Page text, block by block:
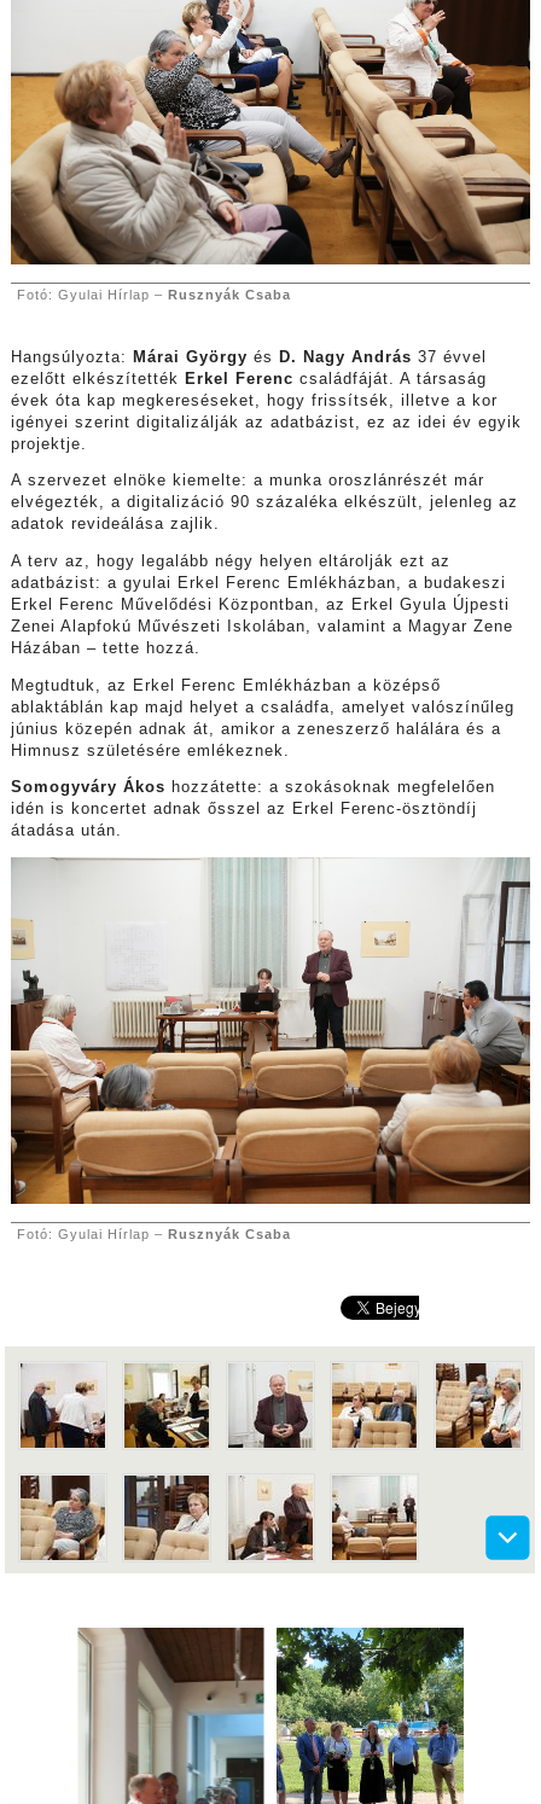
Fotó: Gyulai Hírlap – Rusznyák Csaba
Hangsúlyozta: Márai György és D. Nagy András 37 évvel
ezelőtt elkészítették
Erkel Ferenc családfáját. A társaság
évek óta kap megkereséseket, hogy frissítsék, illetve a kor
igényei szerint digitalizálják az adatbázist, ez az idei év egyik
projektje.
A szervezet elnöke kiemelte: a munka oroszlánrészét már
elvégezték, a digitalizáció 90 százaléka elkészült, jelenleg az
adatok revideálása zajlik.
A terv az, hogy legalább négy helyen eltárolják ezt az
adatbázist: a gyulai Erkel Ferenc Emlékházban, a budakeszi
Erkel Ferenc Művelődési Központban, az Erkel Gyula Újpesti
Zenei Alapfokú Művészeti Iskolában, valamint a Magyar Zene
Házában – tette hozzá.
Megtudtuk, az Erkel Ferenc Emlékházban a középső
ablaktáblán kap majd helyet a családfa, amelyet valószínűleg
június közepén adnak át, amikor a zeneszerző halálára és a
Himnusz születésére emlékeznek.
Somogyváry Ákos hozzátette: a szokásoknak megfelelően
idén is koncertet adnak ősszel az Erkel Ferenc-ösztöndíj
átadása után.
Fotó: Gyulai Hírlap – Rusznyák Csaba